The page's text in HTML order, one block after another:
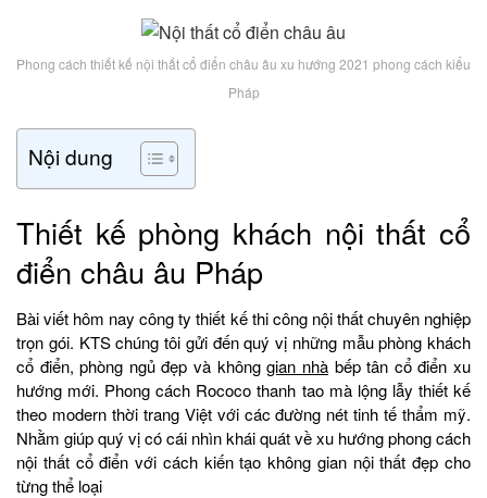
Phong cách thiết kế nội thất cổ điển châu âu xu hướng 2021 phong cách kiểu
Pháp
Nội dung
Thiết kế phòng khách nội thất cổ
điển châu âu Pháp
Bài viết hôm nay công ty thiết kế thi công nội thất chuyên nghiệp
trọn gói. KTS chúng tôi gửi đến quý vị những mẫu phòng khách
cổ điển, phòng ngủ đẹp và khônggian nhàbếp tân cổ điển xu
hướng mới. Phong cách Rococo thanh tao mà lộng lẫy thiết kế
theo modern thời trang Việt với các đường nét tinh tế thẩm mỹ.
Nhằm giúp quý vị có cái nhìn khái quát về xu hướng phong cách
nội thất cổ điển với cách kiến tạo không gian nội thất đẹp cho
từng thể loại